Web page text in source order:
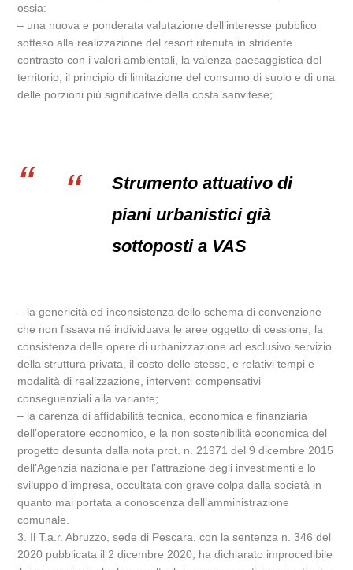
ossia:
– una nuova e ponderata valutazione dell’interesse pubblico
sotteso alla realizzazione del resort ritenuta in stridente
contrasto con i valori ambientali, la valenza paesaggistica del
territorio, il principio di limitazione del consumo di suolo e di una
delle porzioni più significative della costa sanvitese;
Strumento attuativo di
piani urbanistici già
sottoposti a VAS
– la genericità ed inconsistenza dello schema di convenzione
che non fissava né individuava le aree oggetto di cessione, la
consistenza delle opere di urbanizzazione ad esclusivo servizio
della struttura privata, il costo delle stesse, e relativi tempi e
modalità di realizzazione, interventi compensativi
conseguenziali alla variante;
– la carenza di affidabilità tecnica, economica e finanziaria
dell’operatore economico, e la non sostenibilità economica del
progetto desunta dalla nota prot. n. 21971 del 9 dicembre 2015
dell’Agenzia nazionale per l’attrazione degli investimenti e lo
sviluppo d’impresa, occultata con grave colpa dalla società in
quanto mai portata a conoscenza dell’amministrazione
comunale.
3. Il T.a.r. Abruzzo, sede di Pescara, con la sentenza n. 346 del
2020 pubblicata il 2 dicembre 2020, ha dichiarato improcedibile